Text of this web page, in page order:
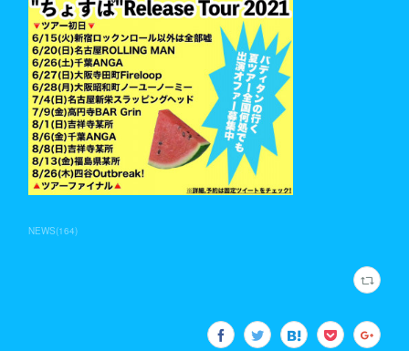
NEWS(164)